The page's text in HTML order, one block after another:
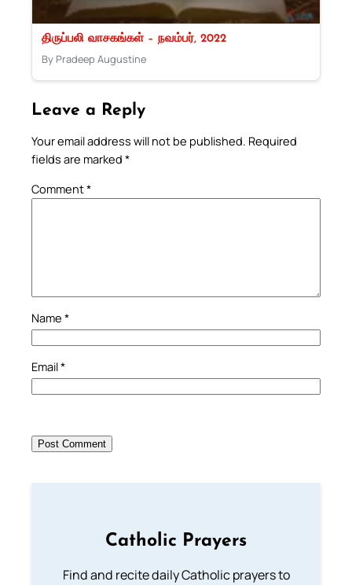
திருப்பலி வாசகங்கள் – நவம்பர், 2022
By Pradeep Augustine
Leave a Reply
Your email address will not be published. Required
fields are marked *
Comment*
Name *
Email*
Catholic Prayers
Find and recite daily Catholic prayers to